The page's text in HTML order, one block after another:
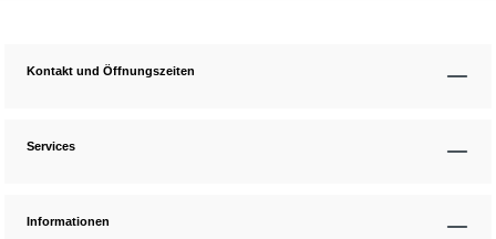
Kontakt und Öffnungszeiten
Services
Informationen